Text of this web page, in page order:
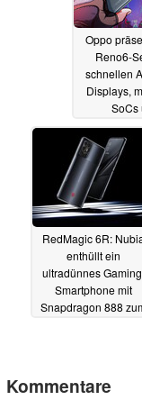
Oppo
Reno6-
schnellen
Displays,
SoCs
RedMagic 6R:
enthüllt ein
ultradünnes
Smartphone mit
Snapdragon 888
Kommentare